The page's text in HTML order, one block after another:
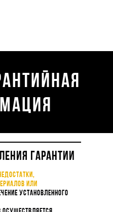
или
установленного
гарантии